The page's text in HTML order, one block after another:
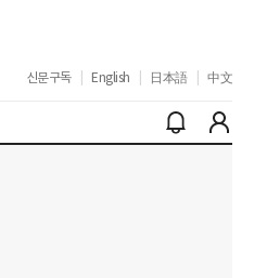
신문구독 English 日本語 中文